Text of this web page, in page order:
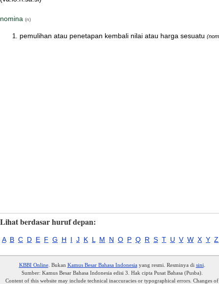
nomina (n)
pemulihan atau penetapan kembali nilai atau harga sesuatu
Lihat berdasar huruf depan:
A B C D E F G H I J K L M N O P Q R S T U V W X Y Z
KBBI Online. Bukan Kamus Besar Bahasa Indonesiayang resmi. Resminya di sini
Sumber: Kamus Besar Bahasa Indonesia edisi 3. Hak cipta Pusat Bahasa (Pusba).
Content of this website may include technical inaccuracies or typographical errors. Changes of